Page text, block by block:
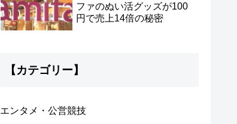
ファのぬい活グッズが100
円で売上14倍の秘密
【カテゴリー】
エンタメ・公営競技